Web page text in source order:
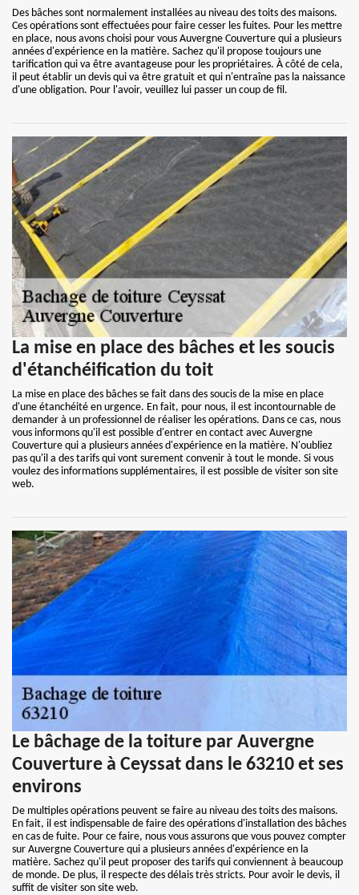
Des bâches sont normalement installées au niveau des toits des maisons.
Ces opérations sont effectuées pour faire cesser les fuites. Pour les mettre
en place, nous avons choisi pour vous Auvergne Couverture qui a plusieurs
années d'expérience en la matière. Sachez qu'il propose toujours une
tarification qui va être avantageuse pour les propriétaires. À côté de cela,
il peut établir un devis qui va être gratuit et qui n'entraîne pas la naissance
d'une obligation. Pour l'avoir, veuillez lui passer un coup de fil.
La mise en place des bâches et les soucis
d'étanchéification du toit
La mise en place des bâches se fait dans des soucis de la mise en place
d'une étanchéité en urgence. En fait, pour nous, il est incontournable de
demander à un professionnel de réaliser les opérations. Dans ce cas, nous
vous informons qu'il est possible d'entrer en contact avec Auvergne
Couverture qui a plusieurs années d'expérience en la matière. N'oubliez
pas qu'il a des tarifs qui vont surement convenir à tout le monde. Si vous
voulez des informations supplémentaires, il est possible de visiter son site
web.
Le bâchage de la toiture par Auvergne
Couverture à Ceyssat dans le 63210 et ses
environs
De multiples opérations peuvent se faire au niveau des toits des maisons.
En fait, il est indispensable de faire des opérations d'installation des bâches
en cas de fuite. Pour ce faire, nous vous assurons que vous pouvez compter
sur Auvergne Couverture qui a plusieurs années d'expérience en la
matière. Sachez qu'il peut proposer des tarifs qui conviennent à beaucoup
de monde. De plus, il respecte des délais très stricts. Pour avoir le devis, il
suffit de visiter son site web.